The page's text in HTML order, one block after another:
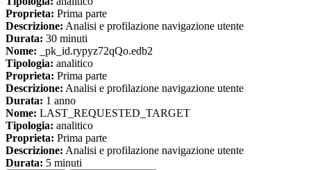
Proprieta: Prima parte
Descrizione: Analisi e profilazione navigazione utente
Durata: 30 minuti
Nome: _pk_id.rypyz72qQo.edb2
Tipologia: analitico
Proprieta: Prima parte
Descrizione: Analisi e profilazione navigazione utente
Durata: 1 anno
Nome: LAST_REQUESTED_TARGET
Tipologia: analitico
Proprieta: Prima parte
Descrizione: Analisi e profilazione navigazione utente
Durata: 5 minuti